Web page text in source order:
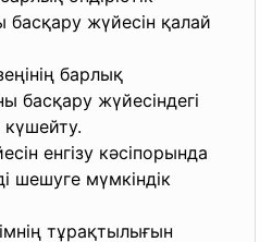
жүйесін қалай
барлық
басқару жүйесіндегі
күшейту.
енгізу кәсіпорында
шешуге мүмкіндік
тұрақтылығын